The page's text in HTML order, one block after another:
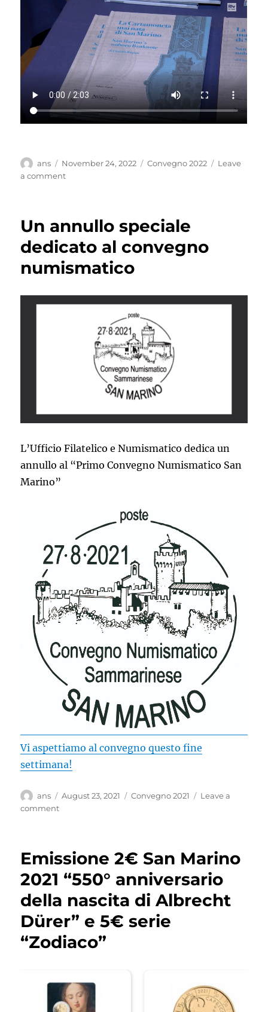
Author
ans
Posted
on
November 24, 2022 Categories
Convegno 2022
Leave
a commenton
dal
di
San
Marino
Un annullo speciale
dedicato al convegno
numismatico
L’Ufficio Filatelico e Numismatico dedica un
annullo al “Primo Convegno Numismatico San
Marino”
Vi aspettiamo al convegno questo fine
settimana!
Author
ans
Posted
August 23, 2021 Categories
Convegno 2021
Leave a
commenton
dedicato
al
convegno
numismatico
Emissione 2€ San Marino
2021 “550° anniversario
della nascita di Albrecht
Dürer” e 5€ serie
“Zodiaco”